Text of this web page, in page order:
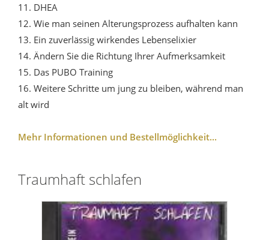
11. DHEA
12. Wie man seinen Alterungsprozess aufhalten kann
13. Ein zuverlässig wirkendes Lebenselixier
14. Ändern Sie die Richtung Ihrer Aufmerksamkeit
15. Das PUBO Training
16. Weitere Schritte um jung zu bleiben, während man
alt wird
Mehr Informationen und Bestellmöglichkeit...
Traumhaft schlafen